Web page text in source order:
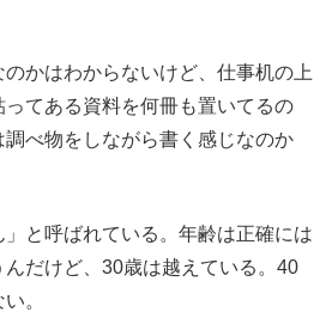
かはわからないけど、仕事机の上
てある資料を何冊も置いてるの
べ物をしながら書く感じなのか
と呼ばれている。年齢は正確には
だけど、30歳は越えている。40
。